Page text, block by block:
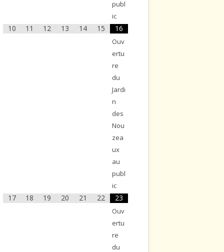
publ
ic
10 11 12 13 14 15 16
Ouv
ertu
re
du
Jardi
n
des
Nou
zea
ux
au
publ
ic
17 18 19 20 21 22 23
Ouv
ertu
re
du